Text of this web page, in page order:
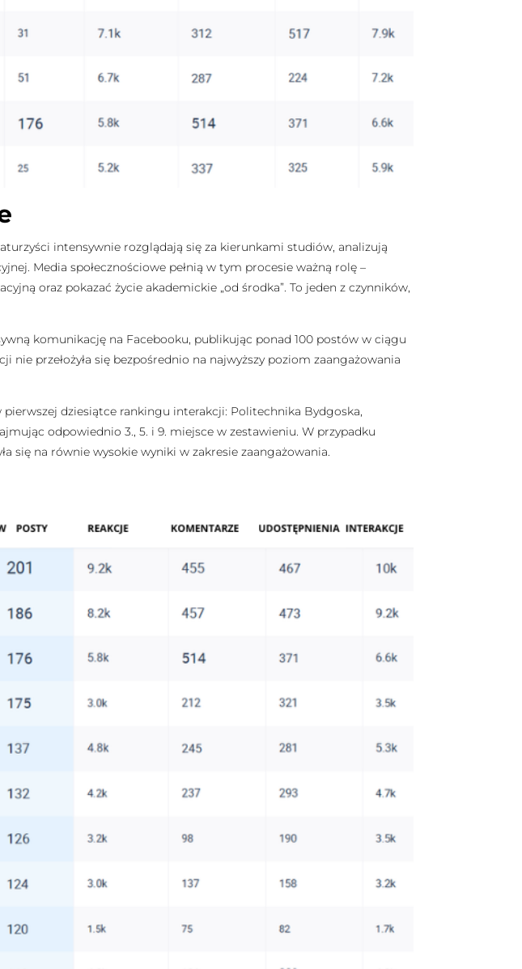
intensywnie rozglądają się za kierunkami studiów, analizują
Media społecznościowe pełnią w tym procesie ważną rolę –
oraz pokazać życie akademickie „od środka”. To jeden z czynników,
komunikację na Facebooku, publikując ponad 100 postów w ciągu
przełożyła się bezpośrednio na najwyższy poziom zaangażowania
dziesiątce rankingu interakcji: Politechnika Bydgoska,
odpowiednio 3., 5. i 9. miejsce w zestawieniu. W przypadku
się na równie wysokie wyniki w zakresie zaangażowania.